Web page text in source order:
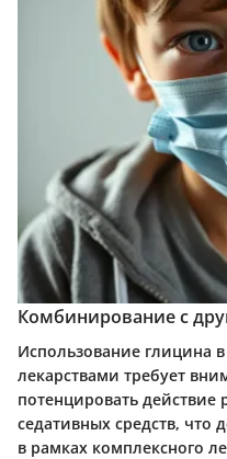
Комбинирование с
Использование глицина
лекарствами требует
потенцировать
седативных средств, что
в рамках комплексного